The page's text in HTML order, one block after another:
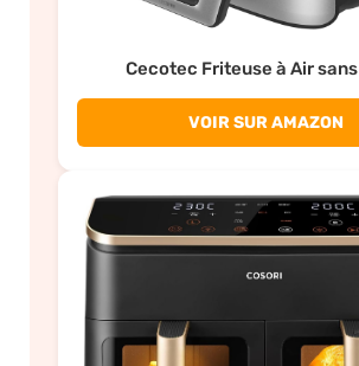
Cecotec Friteuse à Air
VOIR SUR AMAZON